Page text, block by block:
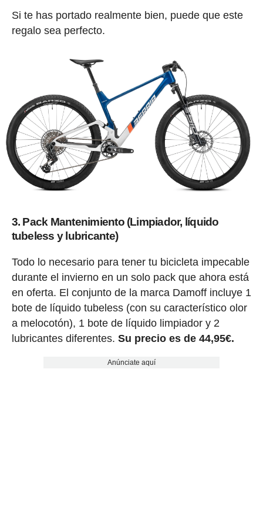
Si te has portado realmente bien, puede que este
regalo sea perfecto.
3. Pack Mantenimiento (Limpiador, líquido
tubeless y lubricante)
Todo lo necesario para tener tu bicicleta impecable
durante el invierno en un solo pack que ahora está
en oferta. El conjunto de la marca Damoff incluye 1
bote de líquido tubeless (con su característico olor
a melocotón), 1 bote de líquido limpiador y 2
lubricantes diferentes. Su precio es de 44,95€.
Anúnciate aquí